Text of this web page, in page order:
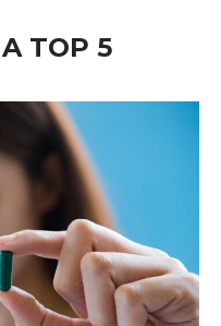
TOP 5